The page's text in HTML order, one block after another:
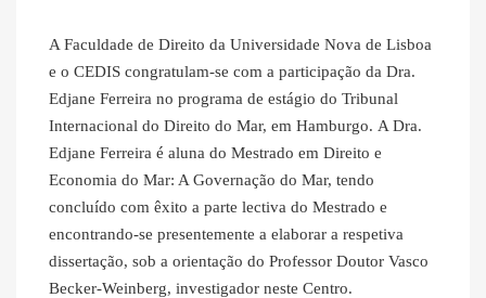
A Faculdade de Direito da Universidade Nova de Lisboa
e o CEDIS congratulam-se com a participação da Dra.
Edjane Ferreira no programa de estágio do Tribunal
Internacional do Direito do Mar, em Hamburgo. A Dra.
Edjane Ferreira é aluna do Mestrado em Direito e
Economia do Mar: A Governação do Mar, tendo
concluído com êxito a parte lectiva do Mestrado e
encontrando-se presentemente a elaborar a respetiva
dissertação, sob a orientação do Professor Doutor Vasco
Becker-Weinberg, investigador neste Centro.